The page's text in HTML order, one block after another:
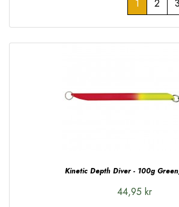
1
2 3
Kinetic Depth Diver - 100g
44,95 kr